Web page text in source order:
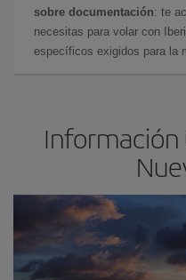
sobre documentación: te
necesitas para volar con
específicos exigidos para la
Información